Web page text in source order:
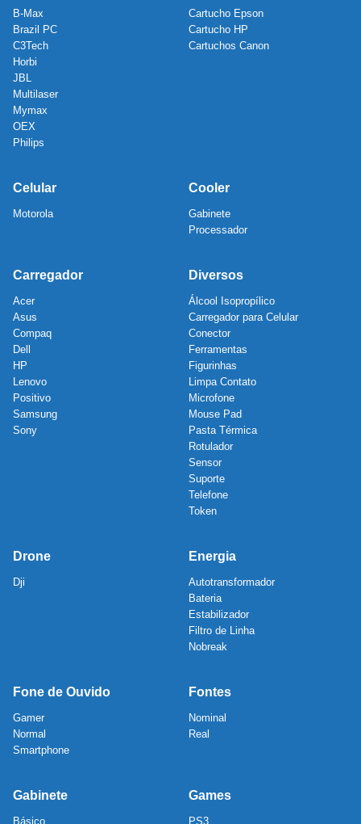
B-Max
Brazil PC
C3Tech
Horbi
JBL
Multilaser
Mymax
OEX
Philips
Cartucho Epson
Cartucho HP
Cartuchos Canon
Celular
Motorola
Cooler
Gabinete
Processador
Carregador
Acer
Asus
Compaq
Dell
HP
Lenovo
Positivo
Samsung
Sony
Diversos
Álcool Isopropílico
Carregador para Celular
Conector
Ferramentas
Figurinhas
Limpa Contato
Microfone
Mouse Pad
Pasta Térmica
Rotulador
Sensor
Suporte
Telefone
Token
Drone
Dji
Energia
Autotransformador
Bateria
Estabilizador
Filtro de Linha
Nobreak
Fone de Ouvido
Gamer
Normal
Smartphone
Fontes
Nominal
Real
Gabinete
Básico
Games
PS3